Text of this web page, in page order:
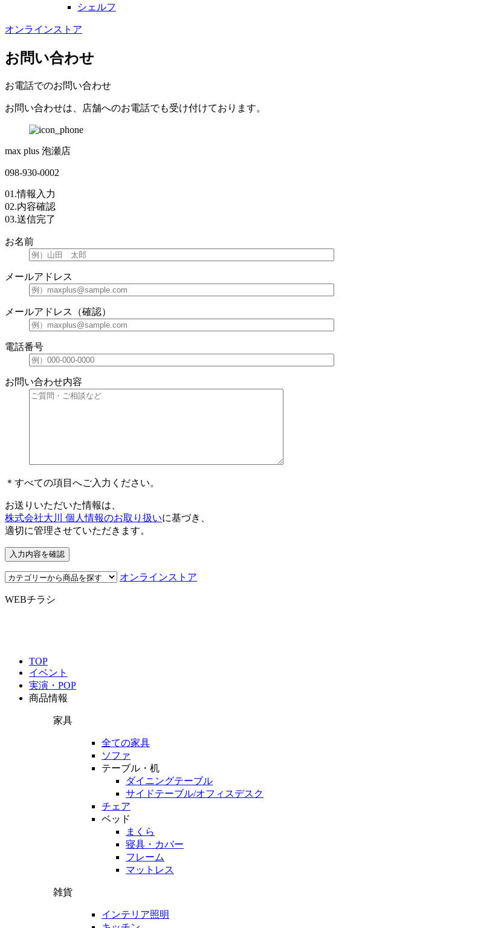
シェルフ
オンラインストア
お問い合わせ
お電話でのお問い合わせ
お問い合わせは、店舗へのお電話でも受け付けております。
max plus 泡瀬店
098-930-0002
01.情報入力
02.内容確認
03.送信完了
お名前
メールアドレス
メールアドレス（確認）
電話番号
お問い合わせ内容
＊すべての項目へご入力ください。
お送りいただいた情報は、
株式会社大川 個人情報のお取り扱いに基づき、
適切に管理させていただきます。
オンラインストア
WEBチラシ
TOP
イベント
実演・POP
商品情報
家具
全ての家具
ソファ
テーブル・机
ダイニングテーブル
サイドテーブル/オフィスデスク
チェア
ベッド
まくら
寝具・カバー
フレーム
マットレス
雑貨
インテリア照明